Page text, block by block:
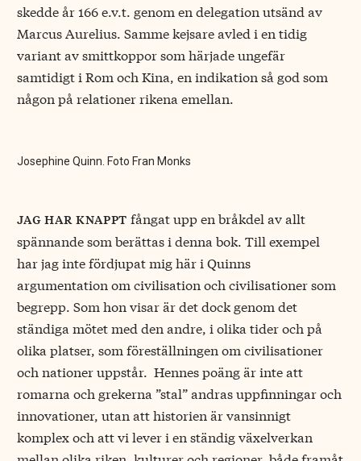
skedde år 166 e.v.t. genom en delegation utsänd av
Marcus Aurelius. Samme kejsare avled i en tidig
variant av smittkoppor som härjade ungefär
samtidigt i Rom och Kina, en indikation så god som
någon på relationer rikena emellan.
Josephine Quinn. Foto Fran Monks
jag har knappt fångat upp en bråkdel av allt
spännande som berättas i denna bok. Till exempel
har jag inte fördjupat mig här i Quinns
argumentation om civilisation och civilisationer som
begrepp. Som hon visar är det dock genom det
ständiga mötet med den andre, i olika tider och på
olika platser, som föreställningen om civilisationer
och nationer uppstår. Hennes poäng är inte att
romarna och grekerna ”stal” andras uppfinningar och
innovationer, utan att historien är vansinnigt
komplex och att vi lever i en ständig växelverkan